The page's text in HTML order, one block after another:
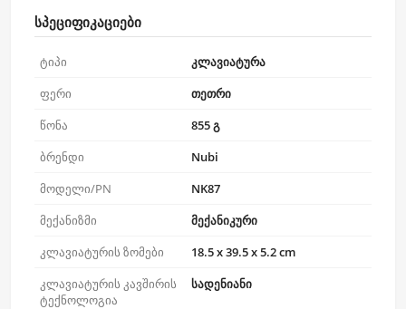
სპეციფიკაციები
ტიპი
კლავიატურა
ფერი
თეთრი
წონა
855 გ
ბრენდი
Nubi
მოდელი/PN
NK87
მექანიზმი
მექანიკური
კლავიატურის ზომები
18.5 x 39.5 x 5.2 cm
კლავიატურის კავშირის
ტექნოლოგია
სადენიანი